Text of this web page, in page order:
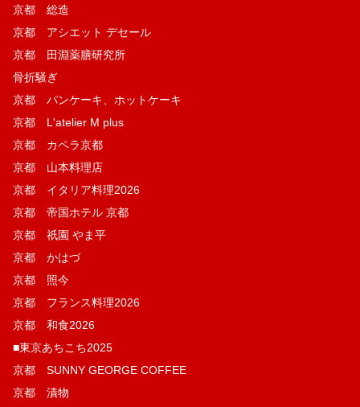
京都 総造
京都 アシエット デセール
京都 田淵薬膳研究所
骨折騒ぎ
京都 パンケーキ、ホットケーキ
京都 L'atelier M plus
京都 カペラ京都
京都 山本料理店
京都 イタリア料理2026
京都 帝国ホテル 京都
京都 祇園 やま平
京都 かはづ
京都 照今
京都 フランス料理2026
京都 和食2026
■東京あちこち2025
京都 SUNNY GEORGE COFFEE
京都 漬物